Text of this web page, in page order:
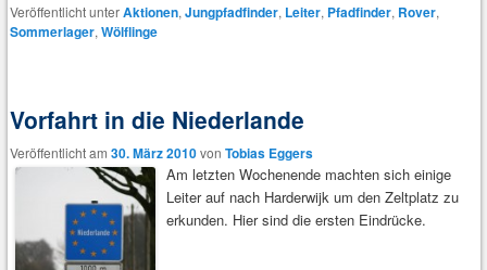
Veröffentlicht unterAktionen,Jungpfadfinder, Leiter, Pfadfinder, Rover,
Sommerlager,Wölflinge
Vorfahrt in die Niederlande
Veröffentlicht am30. März 2010vonTobias Eggers
Am letzten Wochenende machten sich einige
Leiter auf nach Harderwijk um den Zeltplatz zu
erkunden. Hier sind die ersten Eindrücke.